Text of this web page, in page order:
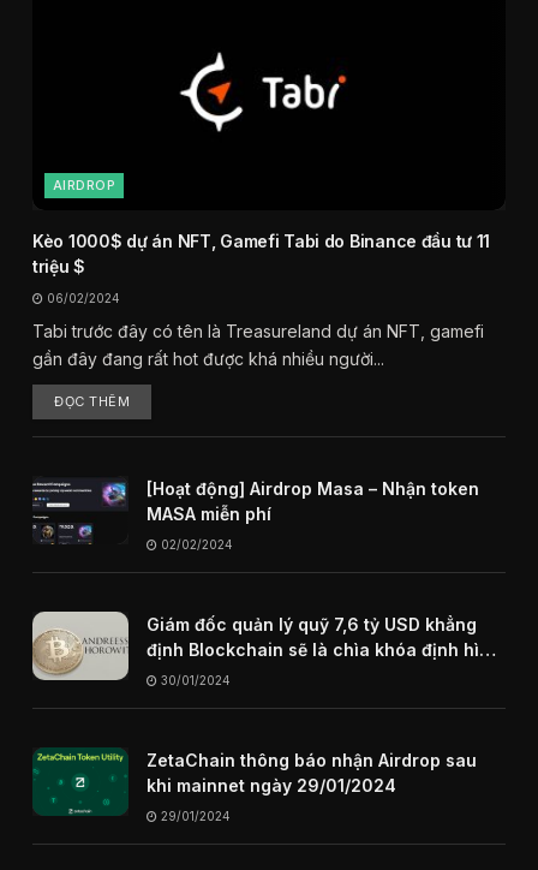
AIRDROP
Kèo 1000$ dự án NFT, Gamefi Tabi do Binance đầu tư 11
triệu $
06/02/2024
Tabi trước đây có tên là Treasureland dự án NFT, gamefi
gần đây đang rất hot được khá nhiều người...
ĐỌC THÊM
[Hoạt động] Airdrop Masa – Nhận token
MASA miễn phí
02/02/2024
Giám đốc quản lý quỹ 7,6 tỷ USD khẳng
định Blockchain sẽ là chìa khóa định hình
internet trong tương lai
30/01/2024
ZetaChain thông báo nhận Airdrop sau
khi mainnet ngày 29/01/2024
29/01/2024